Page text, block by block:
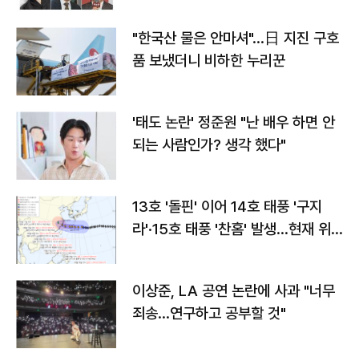
"한국산 물은 안마셔"…日 지진 구호
품 보냈더니 비하한 누리꾼
'태도 논란' 정준원 "난 배우 하면 안
되는 사람인가? 생각 했다"
13호 '돌핀' 이어 14호 태풍 '구지
라'·15호 태풍 '찬홈' 발생…현재 위
이상준, LA 공연 논란에 사과 "너무
죄송…연구하고 공부할 것"